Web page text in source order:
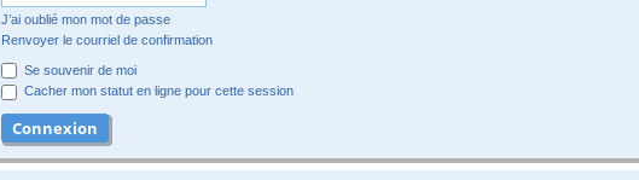
J’ai oublié mon mot de passe
Renvoyer le courriel de confirmation
Se souvenir de moi
Cacher mon statut en ligne pour cette session